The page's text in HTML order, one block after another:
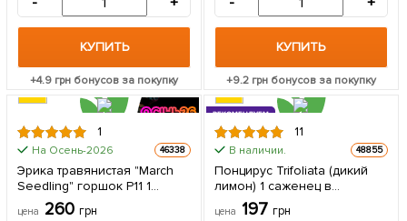
КУПИТЬ
+4.9грн бонусов за покупку
КУПИТЬ
+9.2грн бонусов за покупку
1
На Осень-2026 46338
Эрика травянистая "March
Seedling" горшок P11 1
саженец в упаковке
цена 260грн
РЕКОМЕНДУЕМ
11
В наличии. 48855
Понцирус Trifoliata (дикий
лимон) 1 саженец в
упаковке
цена 197 грн